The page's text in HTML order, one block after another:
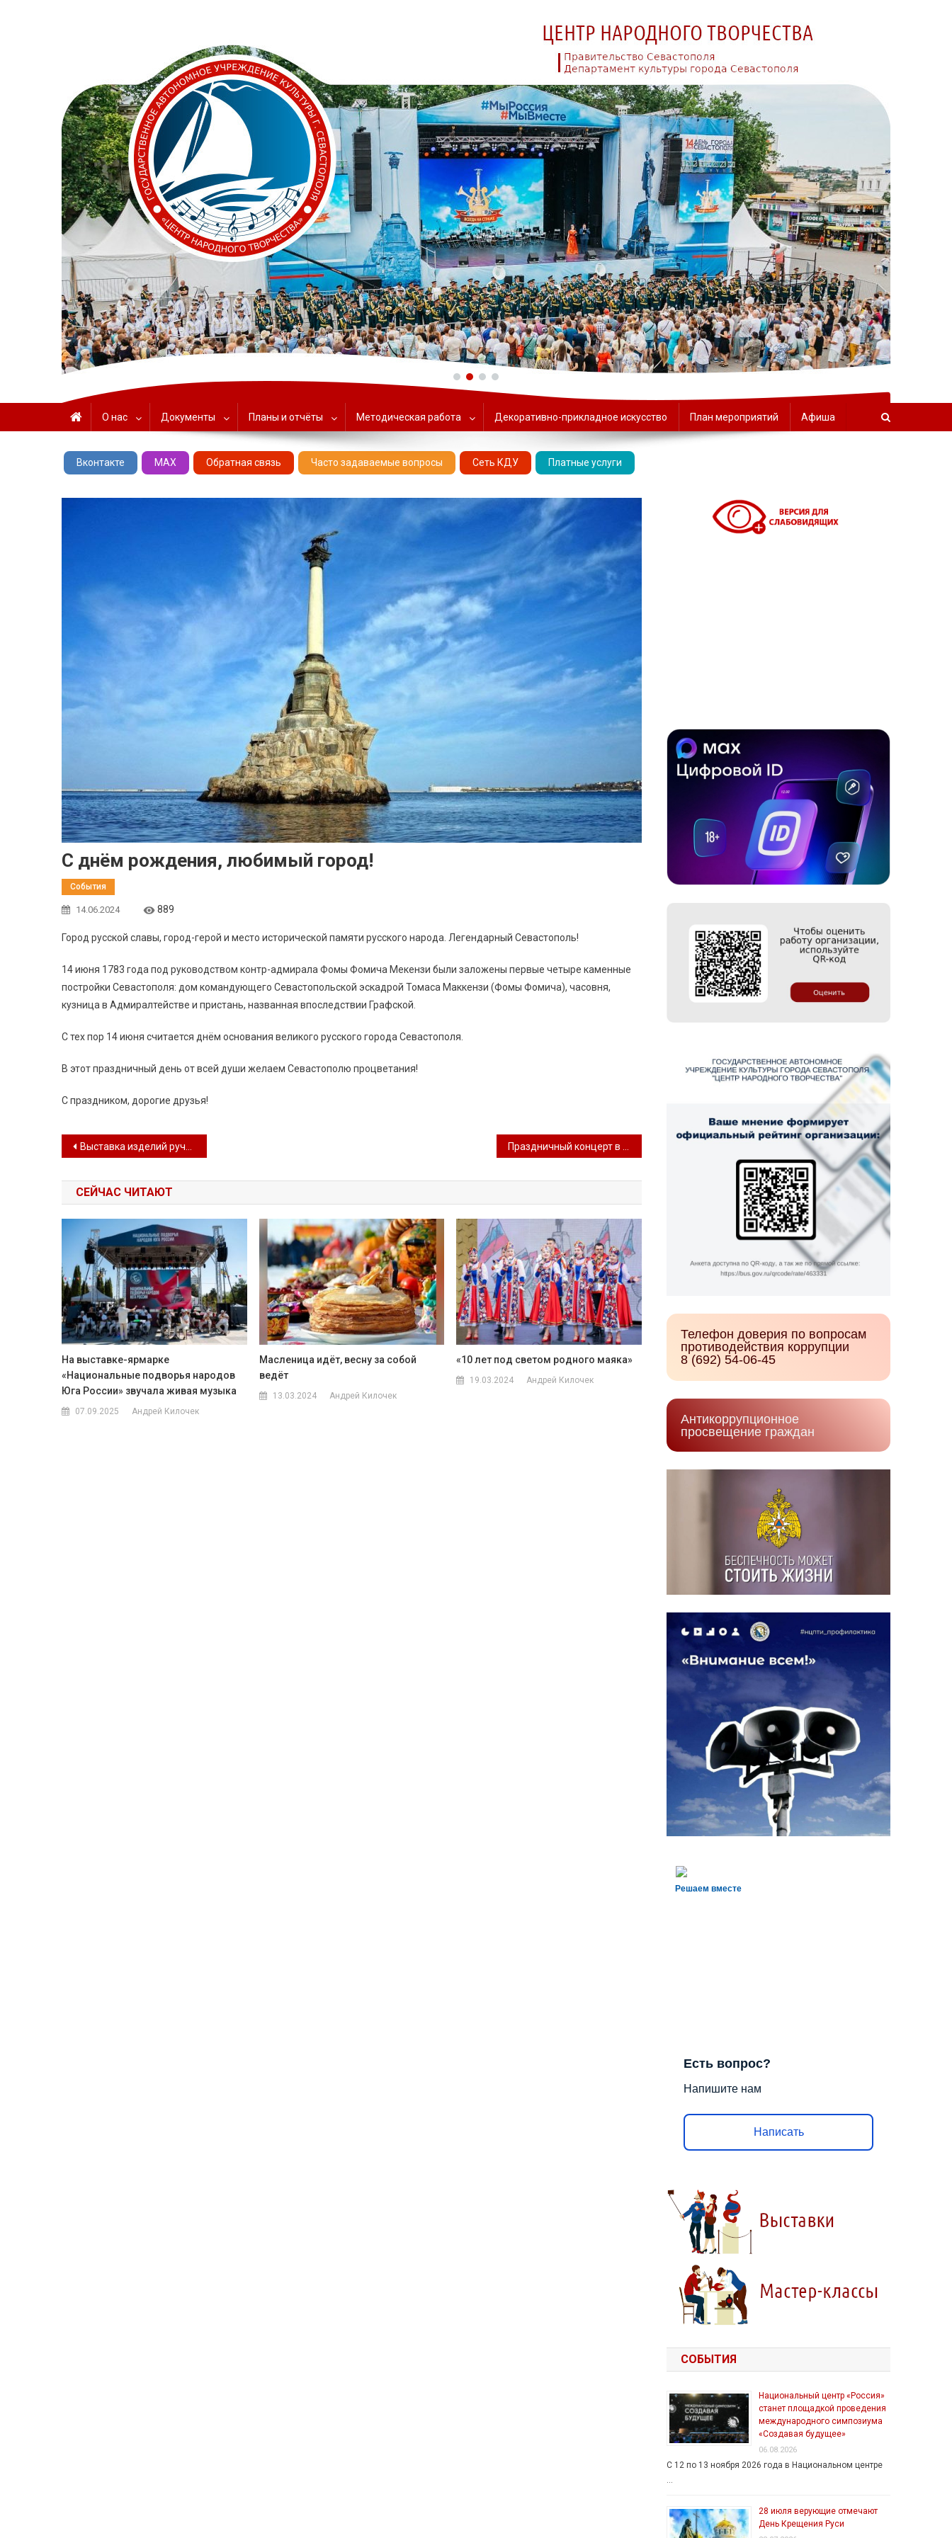
ГАУК «ЦНТ» – Севастопольский Центр народного творчества
О нас Документы Планы и отчёты Методическая работа Декоративно-прикладное искусство План мероприятий Афиша
Вконтакте MAX Обратная связь Часто задаваемые вопросы Сеть КДУ Платные услуги
С днём рождения, любимый город!
События
14.06.2024 889
Город русской славы, город-герой и место исторической памяти русского народа. Легендарный Севастополь!
14 июня 1783 года под руководством контр-адмирала Фомы Фомича Мекензи были заложены первые четыре каменные
постройки Севастополя: дом командующего Севастопольской эскадрой Томаса Маккензи (Фомы Фомича), часовня,
кузница в Адмиралтействе и пристань, названная впоследствии Графской.
С тех пор 14 июня считается днём основания великого русского города Севастополя.
В этот праздничный день от всей души желаем Севастополю процветания!
С праздником, дорогие друзья!
Навигация по записям
Выставка изделий ручной работы «Моя любовь – моя Россия» ко Дню России
СЕЙЧАС ЧИТАЮТ
На выставке-ярмарке
«Национальные подворья народов
Юга России» звучала живая музыка
07.09.2025 Андрей Килочек
Масленица идёт, весну за собой
ведёт
13.03.2024 Андрей Килочек
«10 лет под светом родного маяка»
19.03.2024 Андрей Килочек
Телефон доверия по вопросам
противодействия коррупции
8 (692) 54-06-45
Антикоррупционное
просвещение граждан
Решаем вместе
Есть вопрос?
Напишите нам
Написать
СОБЫТИЯ
Национальный центр «Россия»
станет площадкой проведения
международного симпозиума
«Создавая будущее»
06.08.2026
С 12 по 13 ноября 2026 года в Национальном центре
28 июля верующие отмечают
День Крещения Руси